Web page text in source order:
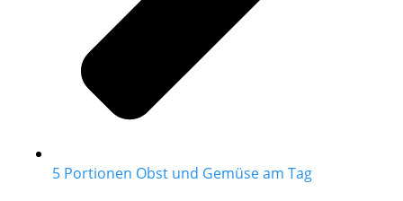
5 Portionen Obst und Gemüse am Tag